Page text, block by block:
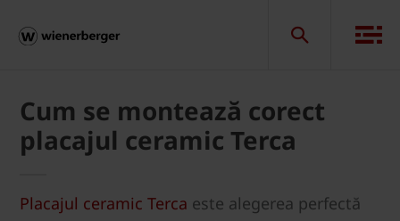
Cum se montează corect
placajul ceramic Terca
Placajul ceramic Terca este alegerea perfectă